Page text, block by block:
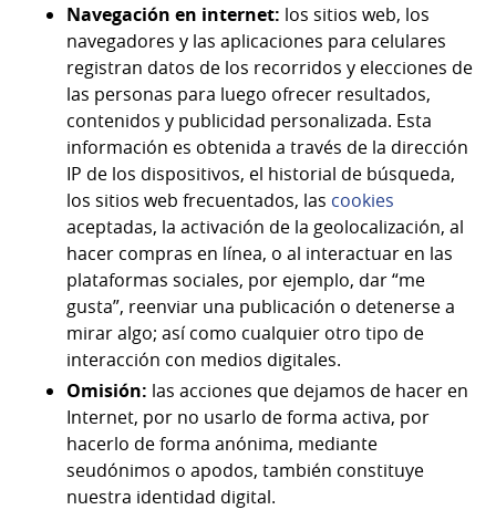
Navegación en internet: los sitios web, los
navegadores y las aplicaciones para celulares
registran datos de los recorridos y elecciones de
las personas para luego ofrecer resultados,
contenidos y publicidad personalizada. Esta
información es obtenida a través de la dirección
IP de los dispositivos, el historial de búsqueda,
los sitios web frecuentados, las cookies
aceptadas, la activación de la geolocalización, al
hacer compras en línea, o al interactuar en las
plataformas sociales, por ejemplo, dar “me
gusta”, reenviar una publicación o detenerse a
mirar algo; así como cualquier otro tipo de
interacción con medios digitales.
Omisión: las acciones que dejamos de hacer en
Internet, por no usarlo de forma activa, por
hacerlo de forma anónima, mediante
seudónimos o apodos, también constituye
nuestra identidad digital.